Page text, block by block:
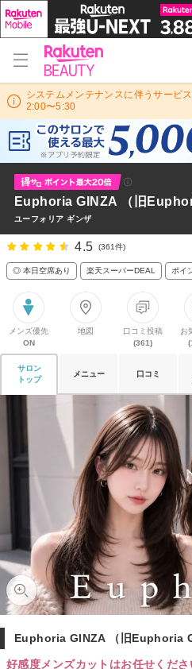
システムメンテナンスに伴うサービ
2:00〜5:30
Euphoria GINZA （旧
ユーフォリア ギンザ
4.5 (361件)
◎ 本日空席あり 楽天スーパーDEAL ポイ
メンズ優先
ON
地図
口コミ投稿
(361)
お
サロン
トップ
メニュー 口コミ
Euphoria GINZA （旧Euphoria
好感度メンズカットはお任せくだ